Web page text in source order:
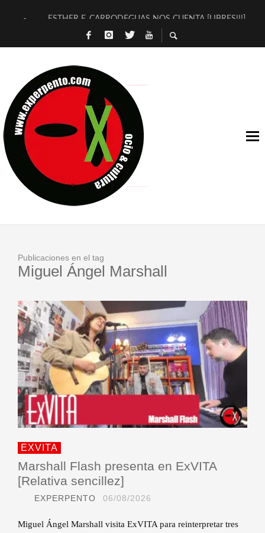
ESTHER F. CARRODEGUAS NOS CUENTA [LIBRES!!!]
[TERRA DE GUAPES] DE SANDRA MONFORT
TIMBRE 4, LA ESCUELA DEL DIRECTOR TEATRAL CLAUDIO
30 AÑOS (NO ES NADA) DE LA KATARSIS DEL TOMATAZO
MILITARES JUDÍAS EN #EXVITA
D’BALDOMEROS REINVENTAN [BITÁCORA 3.0] EN EXVITA
MARSHALL FLASH PRESENTA EN EXVITA [RELATIVA
JOFRE BARDAGÍ EN EXVITA INTERPRETANDO A SERRAT
Publicaciones en el tag
Miguel Ángel Marshall
EXVITA
Marshall Flash presenta en ExVITA
[Relativa sencillez]
EXPERPENTO 06/08/2026
Miguel Ángel Marshall visita ExVITA para reinterpretar tres